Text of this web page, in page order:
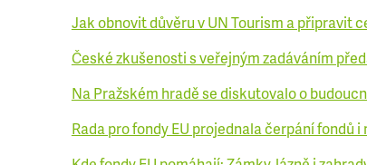
Jak obnovit důvěru v UN Tourism a připravit
České zkušenosti s veřejným zadáváním
Na Pražském hradě se diskutovalo o
Rada pro fondy EU projednala čerpání fondů